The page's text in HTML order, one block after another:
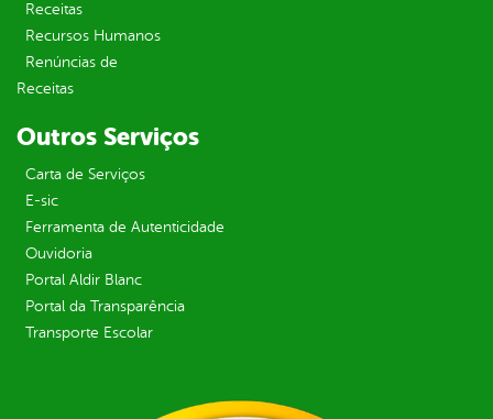
Receitas
Recursos Humanos
Renúncias de
Receitas
Outros Serviços
Carta de Serviços
E-sic
Ferramenta de Autenticidade
Ouvidoria
Portal Aldir Blanc
Portal da Transparência
Transporte Escolar